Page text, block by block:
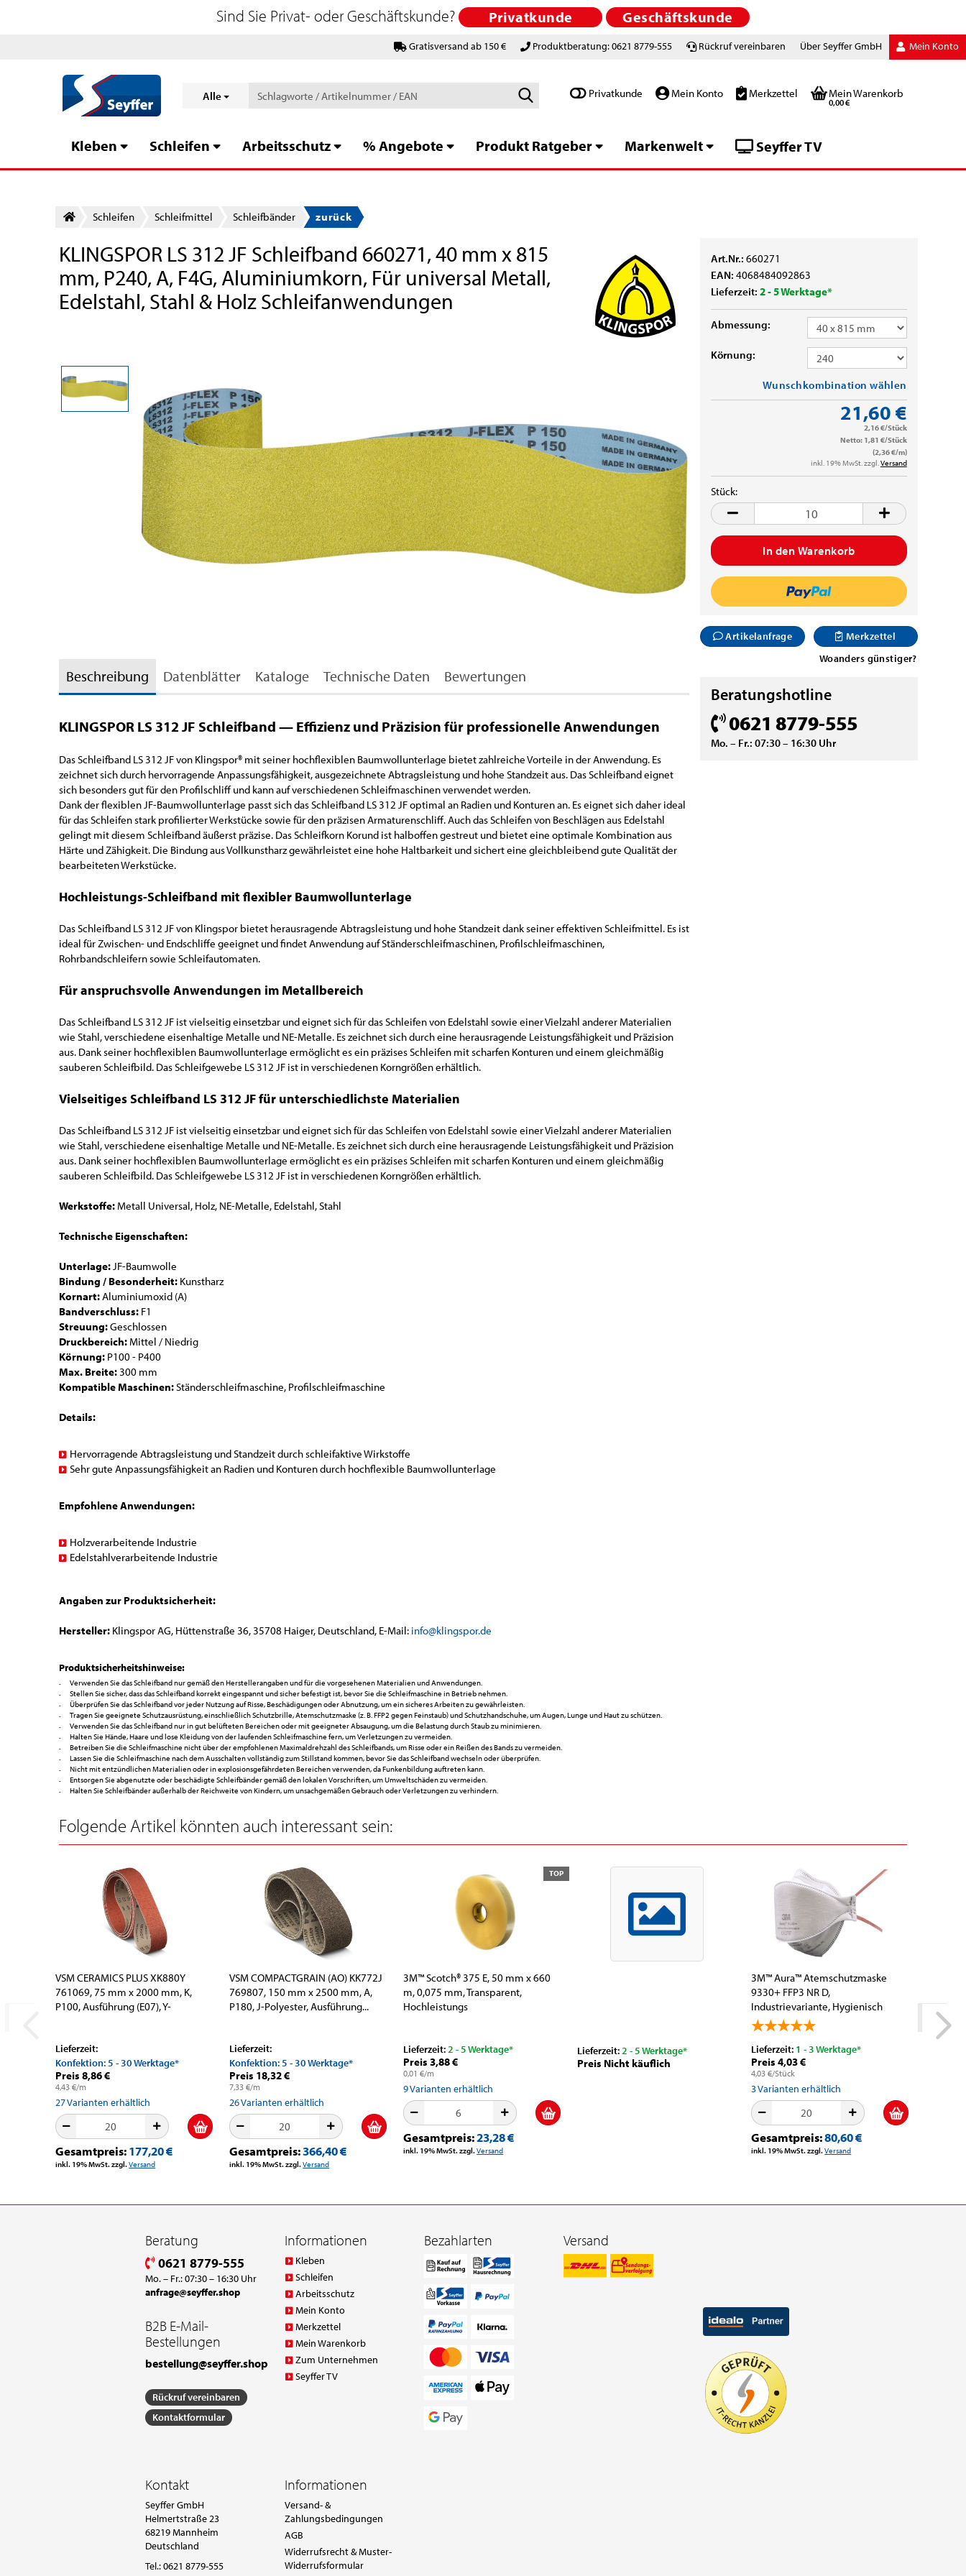
Gratisversand ab 150 € Produktberatung: 0621 8779-555 Rückruf vereinbaren Über Seyffer GmbH Mein Konto
Alle
Schlagworte
EAN
Privatkunde Mein Konto Merkzettel Mein Warenkorb
0,00 €
Sind Sie Privat- oder Geschäftskunde? Privatkunde Geschäftskunde
Kleben Schleifen Arbeitsschutz % Angebote Produkt Ratgeber Markenwelt Seyffer TV
Schleifen Schleifmittel Schleifbänder zurück
KLINGSPOR LS 312 JF Schleifband 660271, 40 mm x 815
mm, P240, A, F4G, Aluminiumkorn, Für universal Metall,
Edelstahl, Stahl & Holz Schleifanwendungen
Art.Nr.:660271
EAN:4068484092863
Lieferzeit:2 - 5 Werktage*
Abmessung:
Körnung:
Wunschkombination wählen
21,60 €
2,16 €/Stück
Netto: 1,81 €/Stück
(2,36 €/m)
inkl. 19% MwSt. zzgl.Versand
Stück:
Stück
Artikelanfrage
Merkzettel
Woanders günstiger?
Beratungshotline
0621 8779-555
Mo. – Fr.: 07:30 – 16:30 Uhr
Beschreibung Datenblätter Kataloge Technische Daten Bewertungen
KLINGSPOR LS 312 JF Schleifband — Effizienz und Präzision für professionelle Anwendungen
Das Schleifband LS 312 JF von Klingspor® mit seiner hochflexiblen Baumwollunterlage bietet zahlreiche Vorteile in der Anwendung. Es
zeichnet sich durch hervorragende Anpassungsfähigkeit, ausgezeichnete Abtragsleistung und hohe Standzeit aus. Das Schleifband eignet
sich besonders gut für den Profilschliff und kann auf verschiedenen Schleifmaschinen verwendet werden.
Dank der flexiblen JF-Baumwollunterlage passt sich das Schleifband LS 312 JF optimal an Radien und Konturen an. Es eignet sich daher ideal
für das Schleifen stark profilierter Werkstücke sowie für den präzisen Armaturenschliff. Auch das Schleifen von Beschlägen aus Edelstahl
gelingt mit diesem Schleifband äußerst präzise. Das Schleifkorn Korund ist halboffen gestreut und bietet eine optimale Kombination aus
Härte und Zähigkeit. Die Bindung aus Vollkunstharz gewährleistet eine hohe Haltbarkeit und sichert eine gleichbleibend gute Qualität der
bearbeiteten Werkstücke.
Hochleistungs-Schleifband mit flexibler Baumwollunterlage
Das Schleifband LS 312 JF von Klingspor bietet herausragende Abtragsleistung und hohe Standzeit dank seiner effektiven Schleifmittel. Es ist
ideal für Zwischen- und Endschliffe geeignet und findet Anwendung auf Ständerschleifmaschinen, Profilschleifmaschinen,
Rohrbandschleifern sowie Schleifautomaten.
Für anspruchsvolle Anwendungen im Metallbereich
Das Schleifband LS 312 JF ist vielseitig einsetzbar und eignet sich für das Schleifen von Edelstahl sowie einer Vielzahl anderer Materialien
wie Stahl, verschiedene eisenhaltige Metalle und NE-Metalle. Es zeichnet sich durch eine herausragende Leistungsfähigkeit und Präzision
aus. Dank seiner hochflexiblen Baumwollunterlage ermöglicht es ein präzises Schleifen mit scharfen Konturen und einem gleichmäßig
sauberen Schleifbild. Das Schleifgewebe LS 312 JF ist in verschiedenen Korngrößen erhältlich.
Vielseitiges Schleifband LS 312 JF für unterschiedlichste Materialien
Das Schleifband LS 312 JF ist vielseitig einsetzbar und eignet sich für das Schleifen von Edelstahl sowie einer Vielzahl anderer Materialien
wie Stahl, verschiedene eisenhaltige Metalle und NE-Metalle. Es zeichnet sich durch eine herausragende Leistungsfähigkeit und Präzision
aus. Dank seiner hochflexiblen Baumwollunterlage ermöglicht es ein präzises Schleifen mit scharfen Konturen und einem gleichmäßig
sauberen Schleifbild. Das Schleifgewebe LS 312 JF ist in verschiedenen Korngrößen erhältlich.
Werkstoffe: Metall Universal, Holz, NE-Metalle, Edelstahl, Stahl
Technische Eigenschaften:
Unterlage:JF-Baumwolle
Bindung / Besonderheit: Kunstharz
Kornart:Aluminiumoxid (A)
Bandverschluss: F1
Streuung:Geschlossen
Druckbereich: Mittel / Niedrig
Körnung: P100 - P400
Max. Breite:300 mm
Kompatible Maschinen:Ständerschleifmaschine, Profilschleifmaschine
Details:
Hervorragende Abtragsleistung und Standzeit durch schleifaktive Wirkstoffe
Sehr gute Anpassungsfähigkeit an Radien und Konturen durch hochflexible Baumwollunterlage
Empfohlene Anwendungen:
Holzverarbeitende Industrie
Edelstahlverarbeitende Industrie
Angaben zur Produktsicherheit:
Hersteller: Klingspor AG, Hüttenstraße 36, 35708 Haiger, Deutschland, E-Mail: info@klingspor.de
Produktsicherheitshinweise:
Verwenden Sie das Schleifband nur gemäß den Herstellerangaben und für die vorgesehenen Materialien und Anwendungen.
Stellen Sie sicher, dass das Schleifband korrekt eingespannt und sicher befestigt ist, bevor Sie die Schleifmaschine in Betrieb nehmen.
Überprüfen Sie das Schleifband vor jeder Nutzung auf Risse, Beschädigungen oder Abnutzung, um ein sicheres Arbeiten zu gewährleisten.
Tragen Sie geeignete Schutzausrüstung, einschließlich Schutzbrille, Atemschutzmaske (z. B. FFP2 gegen Feinstaub) und Schutzhandschuhe, um Augen, Lunge und Haut zu schützen.
Verwenden Sie das Schleifband nur in gut belüfteten Bereichen oder mit geeigneter Absaugung, um die Belastung durch Staub zu minimieren.
Halten Sie Hände, Haare und lose Kleidung von der laufenden Schleifmaschine fern, um Verletzungen zu vermeiden.
Betreiben Sie die Schleifmaschine nicht über der empfohlenen Maximaldrehzahl des Schleifbands, um Risse oder ein Reißen des Bands zu vermeiden.
Lassen Sie die Schleifmaschine nach dem Ausschalten vollständig zum Stillstand kommen, bevor Sie das Schleifband wechseln oder überprüfen.
Nicht mit entzündlichen Materialien oder in explosionsgefährdeten Bereichen verwenden, da Funkenbildung auftreten kann.
Entsorgen Sie abgenutzte oder beschädigte Schleifbänder gemäß den lokalen Vorschriften, um Umweltschäden zu vermeiden.
Halten Sie Schleifbänder außerhalb der Reichweite von Kindern, um unsachgemäßen Gebrauch oder Verletzungen zu verhindern.
Folgende Artikel könnten auch interessant sein:
VSM CERAMICS PLUS XK880Y
761069, 75 mm x 2000 mm, K,
P100, Ausführung (E07), Y-
Lieferzeit:
Konfektion: 5 - 30 Werktage*
Preis 8,86 €
4,43 €/m
27Varianten erhältlich
Gesamtpreis:177,20 €
inkl. 19% MwSt. zzgl.Versand
VSM COMPACTGRAIN (AO) KK772J
769807, 150 mm x 2500 mm, A,
P180, J-Polyester, Ausführung...
Lieferzeit:
Konfektion: 5 - 30 Werktage*
Preis 18,32 €
7,33 €/m
26Varianten erhältlich
Gesamtpreis:366,40 €
inkl. 19% MwSt. zzgl.Versand
TOP
3M™ Scotch® 375 E, 50 mm x 660
m, 0,075 mm, Transparent,
Hochleistungs
Lieferzeit:2 - 5 Werktage*
Preis 3,88 €
0,01 €/m
9Varianten erhältlich
Gesamtpreis:23,28 €
inkl. 19% MwSt. zzgl.Versand
Lieferzeit:2 - 5 Werktage*
Preis Nicht käuflich
3M™ Aura™ Atemschutzmaske
9330+ FFP3 NR D,
Industrievariante, Hygienisch
einzelverpackt,...
Lieferzeit: 1 - 3 Werktage*
Preis 4,03 €
4,03 €/Stück
3Varianten erhältlich
Gesamtpreis:80,60 €
inkl. 19% MwSt. zzgl.Versand
Beratung
0621 8779-555
Mo. – Fr.: 07:30 – 16:30 Uhr
anfrage@seyffer.shop
B2B E-Mail-
Bestellungen
bestellung@seyffer.shop
Rückruf vereinbaren
Kontaktformular
Informationen
Kleben
Schleifen
Arbeitsschutz
Mein Konto
Merkzettel
Mein Warenkorb
Zum Unternehmen
Seyffer TV
Bezahlarten Versand
Kontakt
Seyffer GmbH
Helmertstraße 23
68219 Mannheim
Deutschland
Tel.:0621 8779-555
Informationen
Versand- &
Zahlungsbedingungen
AGB
Widerrufsrecht & Muster-
Widerrufsformular